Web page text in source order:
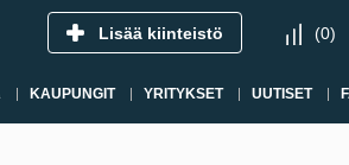
Lisää kiinteistö (0)
KAUPUNGIT YRITYKSET UUTISET